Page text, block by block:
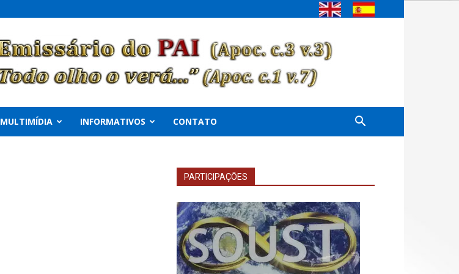
MULTIMÍDIA INFORMATIVOS CONTATO
PARTICIPAÇÕES